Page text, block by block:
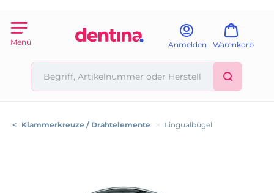
Menü Anmelden Warenkorb
< Klammerkreuze / Drahtelemente > Lingualbügel